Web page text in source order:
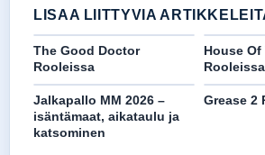
LISAA LIITTYVIA
The Good Doctor
Rooleissa
House Of
Rooleissa
Jalkapallo MM 2026 –
isäntämaat, aikataulu ja
katsominen
Grease 2